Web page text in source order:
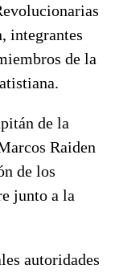
integrantes
de la
de la
Raiden
de los
junto a la
autoridades